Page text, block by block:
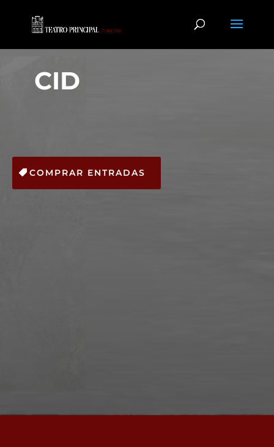
CID
COMPRAR ENTRADAS